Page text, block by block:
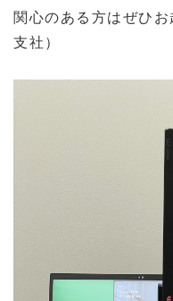
関心のある方はぜひ
支社）